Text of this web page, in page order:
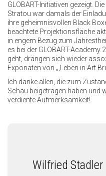
GLOBART-Initiativen gezeigt.
Stratou war damals der
ihre geheimnisvollen Black
beachtete Projektionsfläche
in engem Bezug zum
es bei der GLOBART-Academy
geht, drängen sich wieder
Exponaten von „,Leben in Art
Ich danke allen, die zum
Schau beigetragen haben und
verdiente Aufmerksamkeit!
Wilfried Stadler